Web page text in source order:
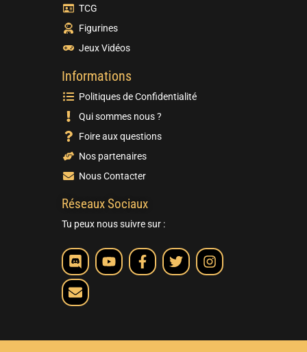
TCG
Figurines
Jeux Vidéos
Informations
Politiques de Confidentialité
Qui sommes nous ?
Foire aux questions
Nos partenaires
Nous Contacter
Réseaux Sociaux
Tu peux nous suivre sur :